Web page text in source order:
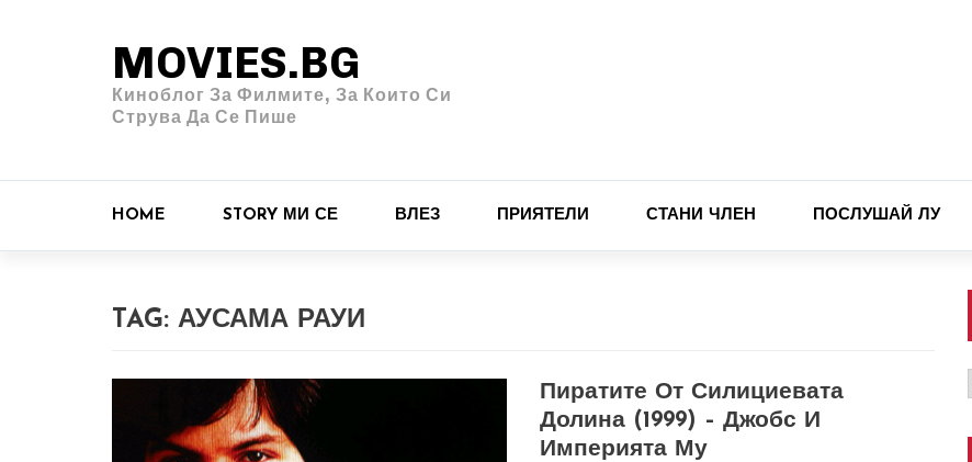
MOVIES.BG
Киноблог За Филмите, За Които Си
Струва Да Се Пише
HOME STORY МИ СЕ ВЛЕЗ ПРИЯТЕЛИ СТАНИ ЧЛЕН ПОСЛУШАЙ ЛУ
TAG: АУСАМА РАУИ
Пиратите От Силициевата
Долина (1999) – Джобс И
Империята Му